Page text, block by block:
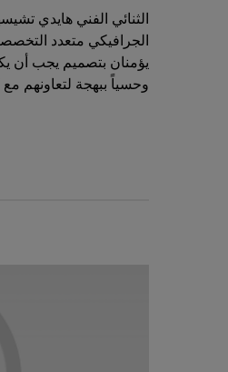
الثنائي الفني هايدي
الجرافيكي متعدد
يؤمنان بتصميم يجب أن
وحسياً ببهجة لتعاونهم